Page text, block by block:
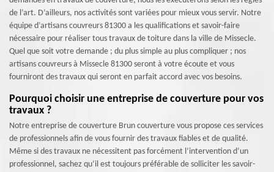
de l’art. D’ailleurs, nos activités sont variées pour mieux vous servir. Notre
équipe d’artisans couvreurs 81300 a les qualifications et savoir-faire
nécessaire pour réaliser tous travaux de toiture dans la ville de Missecle.
Quel que soit votre demande ; du plus simple au plus compliquer ; nos
artisans couvreurs à Missecle 81300 seront à votre écoute et vous
fourniront des travaux qui seront en parfait accord avec vos besoins.
Pourquoi choisir une entreprise de couverture pour vos
travaux ?
Notre entreprise de couverture Brun couverture vous propose ces services
de professionnels afin de vous fournir des travaux fiables et de qualité.
Même si des travaux ne nécessitent pas forcément l’intervention d’un
professionnel, sachez qu’il est toujours préférable de solliciter les savoir-